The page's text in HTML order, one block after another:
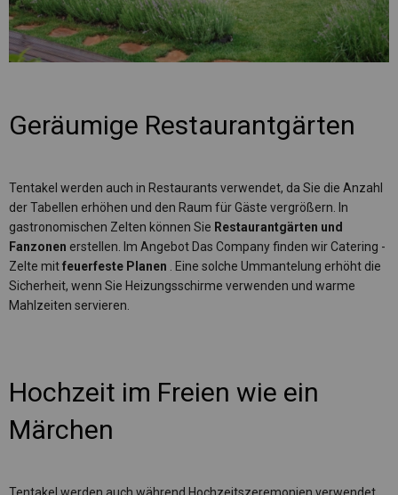
Geräumige Restaurantgärten
Tentakel werden auch in Restaurants verwendet, da Sie die Anzahl
der Tabellen erhöhen und den Raum für Gäste vergrößern. In
gastronomischen Zelten können Sie Restaurantgärten und
Fanzonen erstellen. Im Angebot Das Company finden wir Catering -
Zelte mitfeuerfeste Planen
. Eine solche Ummantelung erhöht die
Sicherheit, wenn Sie Heizungsschirme verwenden und warme
Mahlzeiten servieren.
Hochzeit im Freien wie ein
Märchen